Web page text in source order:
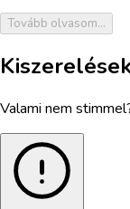
Tovább olvasom...
Valami nem